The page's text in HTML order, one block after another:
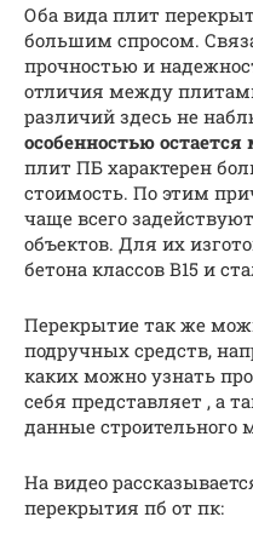
Оба вида плит
большим спросом.
прочностью и
отличия между
различий здесь не
особенностью остается
плит ПБ характерен
стоимость. По этим
чаще всего
объектов. Для их
бетона классов В15 и
Перекрытие так же
подручных средств,
каких можно узнать
себя представляет , а
данные строительного
На видео
перекрытия пб от пк: